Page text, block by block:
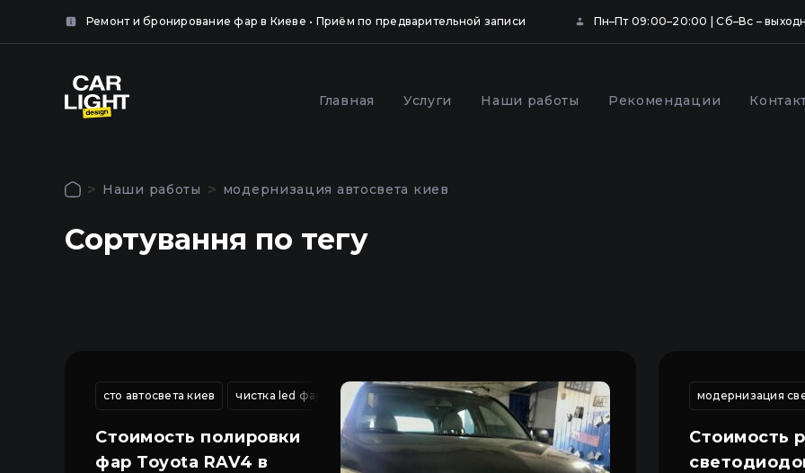
Ремонт и бронирование фар в Киеве • Приём по предварительной записи Пн–Пт 09:00–20:00 | Сб–Вс –
Главная Услуги Наши работы Рекомендации
Популярные услуги
фар в Киеве
Киеве
Про автосвет
Все категории
Контакты
Наши работы модернизация автосвета киев
Сортування по тегу
сто автосвета киев чистка led фар от грязи ремонт фар toyota восстановление фар автомобиля удаление
Стоимость полировки
фар Toyota RAV4 в
модернизация
Стоимость
Чтобы использовать все функции сайта,
Войти Закрыть